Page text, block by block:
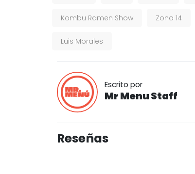
Kombu Ramen Show Zona 14
Luis Morales
Escrito por
Mr Menu Staff
Reseñas